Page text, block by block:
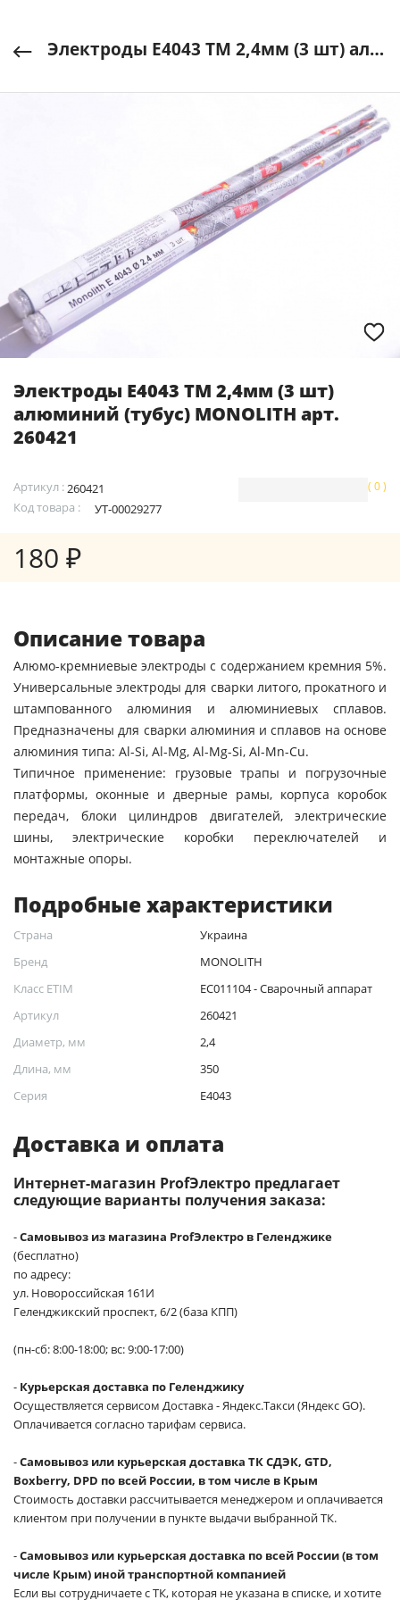
Электроды Е4043 ТМ 2,4мм (3 шт) алюминий (тубус) MONOLITH арт. 260421
Электроды Е4043 ТМ 2,4мм (3 шт)
алюминий (тубус) MONOLITH арт.
260421
Артикул :260421
Код товара :
УТ-00029277
( 0 )
180 ₽
Описание товара
Алюмо-кремниевые электроды с содержанием кремния 5%.
Универсальные электроды для сварки литого, прокатного и
штампованного алюминия и алюминиевых сплавов.
Предназначены для сварки алюминия и сплавов на основе
алюминия типа: Al-Si, Al-Mg, Al-Mg-Si, Al-Mn-Cu.
Типичное применение: грузовые трапы и погрузочные
платформы, оконные и дверные рамы, корпуса коробок
передач, блоки цилиндров двигателей, электрические
шины, электрические коробки переключателей и
монтажные опоры.
Подробные характеристики
Страна
Украина
Бренд
MONOLITH
Класс ETIM
EC011104 - Сварочный аппарат
Артикул
260421
Диаметр, мм
2,4
Длина, мм
350
Серия
Е4043
Доставка и оплата
Интернет-магазин ProfЭлектро предлагает
следующие варианты получения заказа:
-Самовывоз из магазина ProfЭлектро в Геленджике
(бесплатно)
по адресу:
ул. Новороссийская 161И
Геленджикский проспект, 6/2 (база КПП)
(пн-сб: 8:00-18:00; вс: 9:00-17:00)
- Курьерская доставка по Геленджику
Осуществляется сервисом Доставка - Яндекс.Такси (Яндекс GO).
Оплачивается согласно тарифам сервиса.
-Самовывоз или курьерская доставка ТК СДЭК, GTD,
Boxberry, DPD по всей России, в том числе в Крым
Стоимость доставки рассчитывается менеджером и оплачивается
клиентом при получении в пункте выдачи выбранной ТК.
-Самовывоз или курьерская доставка по всей России (в том
числе Крым) иной транспортной компанией
Если вы сотрудничаете с ТК, которая не указана в списке, и хотите